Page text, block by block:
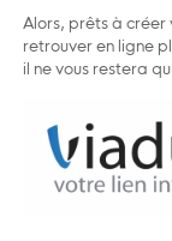
Alors, prêts à créer
retrouver en ligne
il ne vous restera